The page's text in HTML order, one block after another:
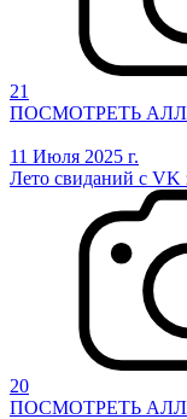
21
ПОСМОТРЕТЬ
11 Июля 2025 г.
Лето свиданий с VK
20
ПОСМОТРЕТЬ